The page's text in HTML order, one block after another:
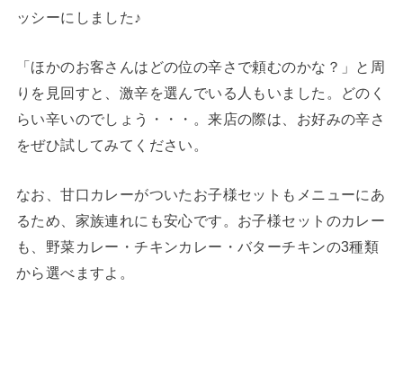
ッシーにしました♪
「ほかのお客さんはどの位の辛さで頼むのかな？」と周
りを見回すと、激辛を選んでいる人もいました。どのく
らい辛いのでしょう・・・。来店の際は、お好みの辛さ
をぜひ試してみてください。
なお、甘口カレーがついたお子様セットもメニューにあ
るため、家族連れにも安心です。お子様セットのカレー
も、野菜カレー・チキンカレー・バターチキンの3種類
から選べますよ。